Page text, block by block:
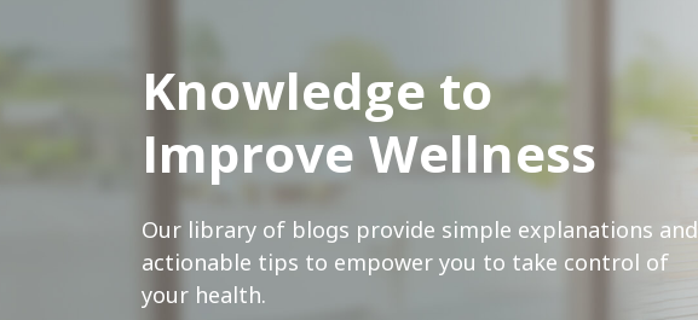
Knowledge to
Improve Wellness
Our library of blogs provide simple explanations and
actionable tips to empower you to take control of
your health.